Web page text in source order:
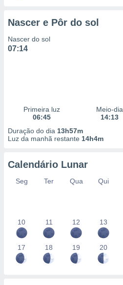
Nascer e Pôr do sol
Nascer do sol
07:14
Primeira luz
06:45
Meio-dia
14:13
Duração do dia 13h57m
Luz da manhã restante 14h4m
Calendário Lunar
Seg Ter Qua Qui
10 11 12 13
17 18 19 20